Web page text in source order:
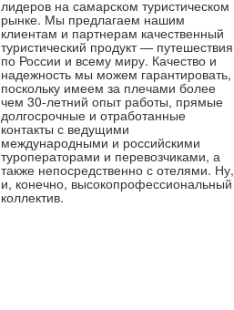
лидеров на самарском туристическом
рынке. Мы предлагаем нашим
клиентам и партнерам качественный
туристический продукт — путешествия
по России и всему миру. Качество и
надежность мы можем гарантировать,
поскольку имеем за плечами более
чем 30-летний опыт работы, прямые
долгосрочные и отработанные
контакты с ведущими
международными и российскими
туроператорами и перевозчиками, а
также непосредственно с отелями. Ну,
и, конечно, высокопрофессиональный
коллектив.